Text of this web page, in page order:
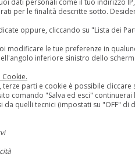
LEGGI TUTTO
No comments
la Fiat 500 diventò SUV
fuoristrada (lunghezza inferiore a
dati personali come il tuo indirizzo
per le finalità descritte sotto.
oppure, cliccando su "Lista dei
modificare le tue preferenze in
inferiore sinistro dello
parti e cookie è possibile cliccare
comando "Salva ed esci"
quelli tecnici (impostati su "OFF" di